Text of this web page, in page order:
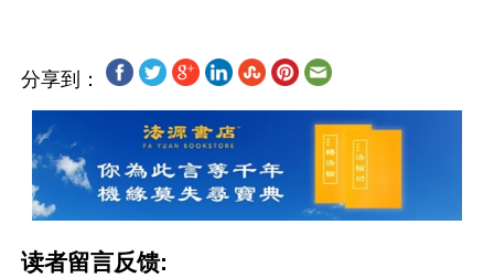
分享到：
读者留言反馈: